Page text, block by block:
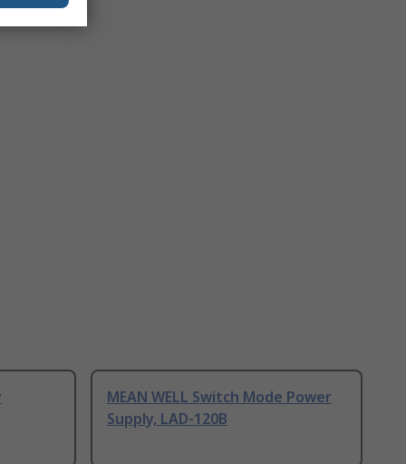
MEAN WELL Switch Mode Power
Supply, LAD-120B